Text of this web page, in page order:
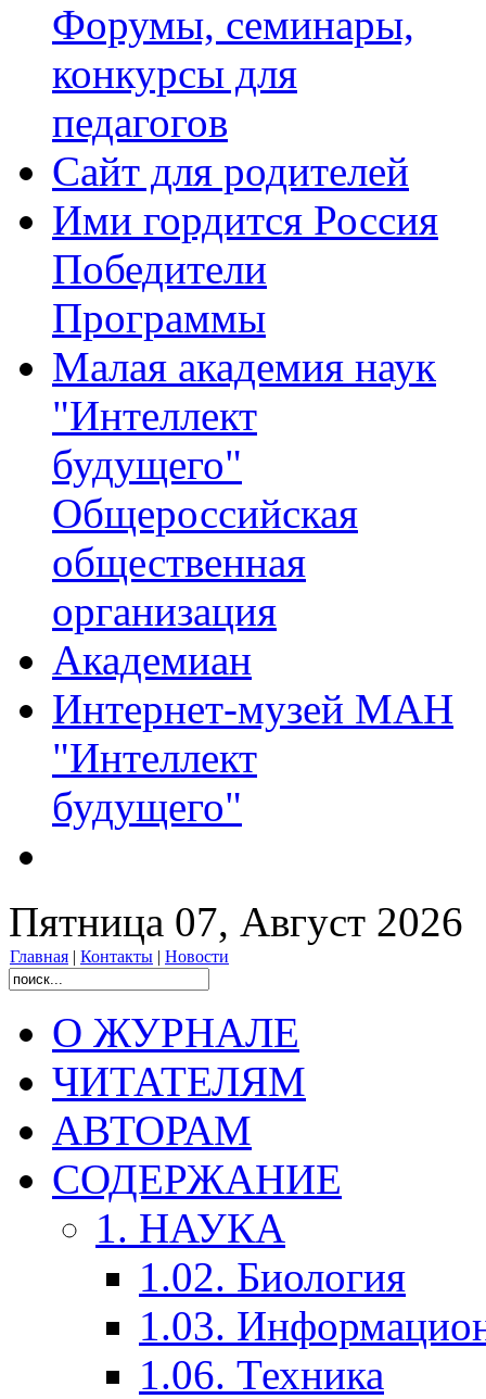
Форумы, семинары,
конкурсы для
педагогов
Сайт для родителей
Ими гордится Россия
Победители
Программы
Малая академия наук
"Интеллект
будущего"
Общероссийская
общественная
организация
Академиан
Интернет-музей МАН
"Интеллект
будущего"
Пятница 07, Август 2026
Главная | Контакты | Новости
О ЖУРНАЛЕ
ЧИТАТЕЛЯМ
АВТОРАМ
СОДЕРЖАНИЕ
1. НАУКА
1.02. Биология
1.03.
1.06. Техника